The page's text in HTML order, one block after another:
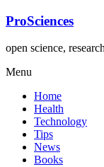
Lompat
konten
ProSciences
open science,
Menu
Home
Health
Technology
Tips
News
Books